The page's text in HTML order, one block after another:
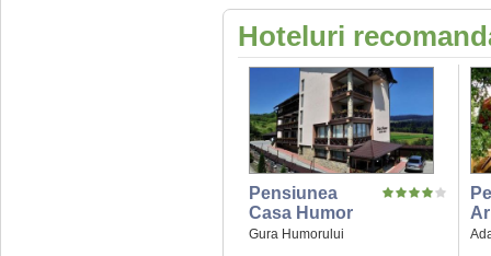
Hoteluri
Pensiunea
Casa Humor
Gura Humorului